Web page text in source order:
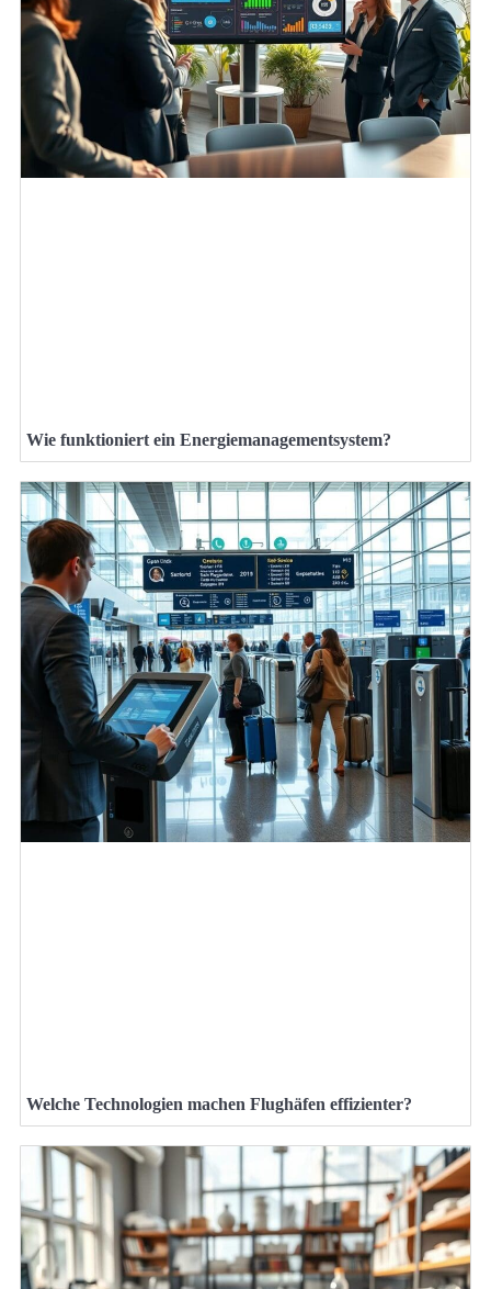
Wie funktioniert ein Energiemanagementsystem?
Welche Technologien machen Flughäfen effizienter?